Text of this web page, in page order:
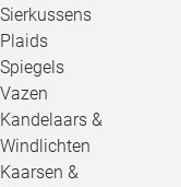
Sierkussens
Plaids
Spiegels
Vazen
Kandelaars &
Windlichten
Kaarsen &